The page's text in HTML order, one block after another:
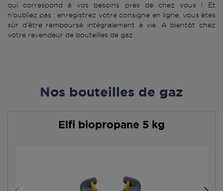
qui correspond à vos besoins près de chez vous ! Et
n’oubliez pas : enregistrez votre consigne en ligne, vous êtes
sûr d’être remboursé intégralement à vie. A bientôt chez
votre revendeur de bouteilles de gaz.
Nos bouteilles de gaz
Elfi biopropane 5 kg